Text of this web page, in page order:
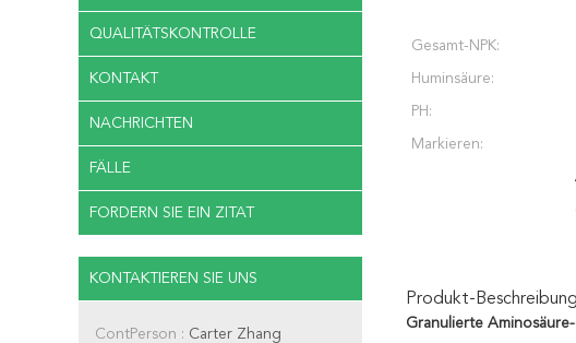
QUALITÄTSKONTROLLE
KONTAKT
NACHRICHTEN
FÄLLE
FORDERN SIE EIN ZITAT
KONTAKTIEREN SIE UNS
ContPerson : Carter Zhang
Gesamt-NPK:
Huminsäure:
PH:
Markieren:
Produkt-Beschreibung
Granulierte